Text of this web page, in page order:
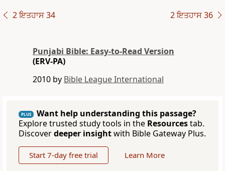
2 ਇਤਹਾਸ 34 2 ਇਤਹਾਸ 36
Punjabi Bible: Easy-to-Read Version
(ERV-PA)
2010 by Bible League International
PLUS
Want help understanding this passage?
Explore trusted study tools in the Resourcestab.
Discoverdeeper insightwith Bible Gateway Plus.
Start 7-day free trial Learn More